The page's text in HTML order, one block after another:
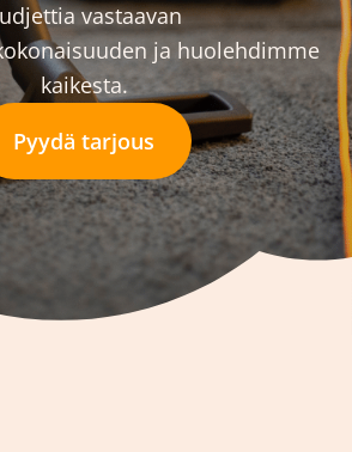
vastaavan
ja huolehdimme
kaikesta.
Pyydä tarjous